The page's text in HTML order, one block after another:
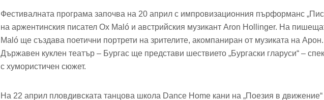
Фестивалната програма започва на 20 април с импровизационния пърформанс
на аржентинския писател Ox Maló и австрийския музикант Aron Hollinger. На
Maló ще създава поетични портрети на зрителите, акомпаниран от музиката на
Държавен куклен театър – Бургас ще представи шествието „Бургаски гларуси“ –
с хумористичен сюжет.
На 22 април пловдивската танцова школа Dance Home кани на „Поезия в движение“